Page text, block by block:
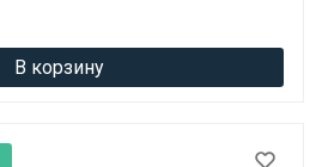
В корзину